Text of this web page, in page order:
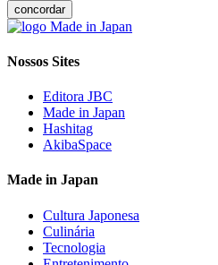
concordar
Nossos Sites
Editora JBC
Made in Japan
Hashitag
AkibaSpace
Made in Japan
Cultura Japonesa
Culinária
Tecnologia